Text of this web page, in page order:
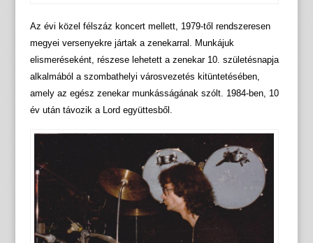
Az évi közel félszáz koncert mellett, 1979-től rendszeresen
megyei versenyekre jártak a zenekarral. Munkájuk
elismeréseként, részese lehetett a zenekar 10. születésnapja
alkalmából a szombathelyi városvezetés kitüntetésében,
amely az egész zenekar munkásságának szólt. 1984-ben, 10
év után távozik a Lord együttesből.